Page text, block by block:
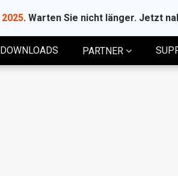
. Warten Sie nicht länger. Jetzt
DOWNLOADS PARTNER